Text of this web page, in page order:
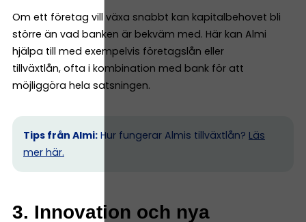
Om ett företag vill växa snabbt kan kapitalbehovet bli
större än vad banken är bekväm med. Här kan Almi
hjälpa till med exempelvis företagslån eller
tillväxtlån, ofta i kombination med bank för att
möjliggöra hela satsningen.
Tips från Almi: Hur fungerar Almis tillväxtlån? Läs
mer här.
3. Innovation och nya